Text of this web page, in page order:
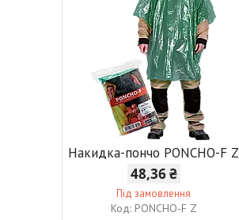
Накидка-пончо PONCHO-F Z
48,36 ₴
Під замовлення
PONCHO-F Z